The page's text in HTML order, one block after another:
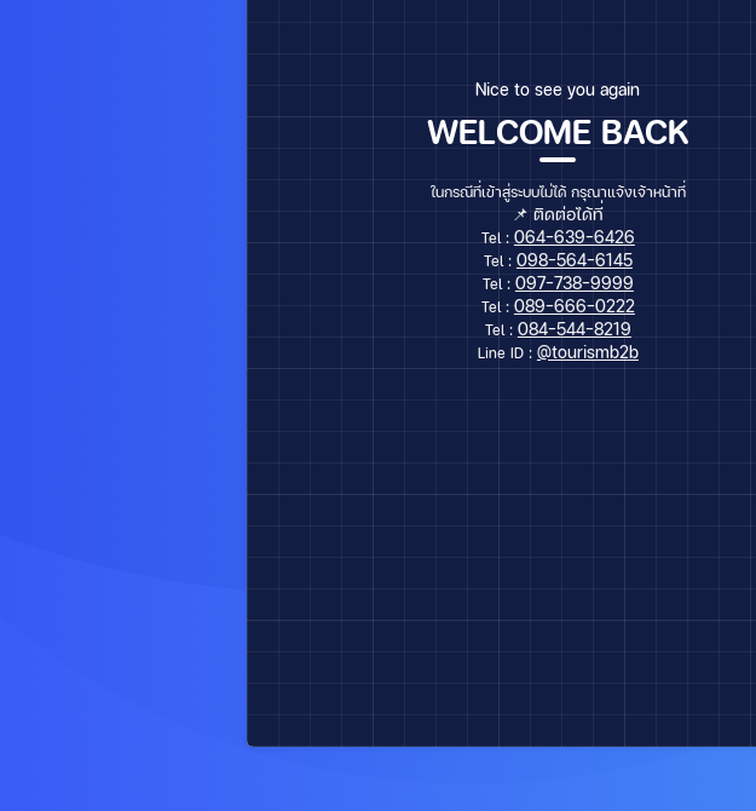
Nice to see you again
WELCOME BACK
ในกรณีที่เข้าสู่ระบบไม่ได้ กรุณาแจ้งเจ้าหน้าที่
📌 ติดต่อได้ที่
Tel :064-639-6426
Tel : 098-564-6145
Tel : 097-738-9999
Tel : 089-666-0222
Tel : 084-544-8219
Line ID : @tourismb2b